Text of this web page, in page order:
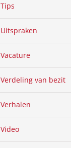
Tips
Uitspraken
Vacature
Verdeling van bezit
Verhalen
Video